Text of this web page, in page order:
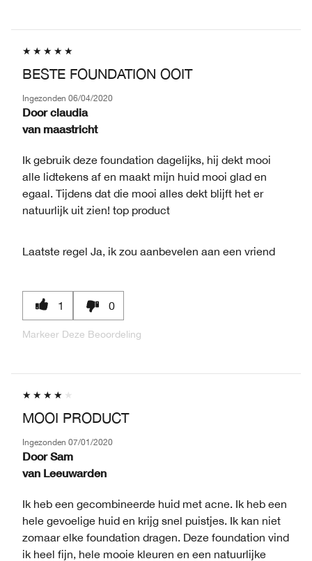
BESTE FOUNDATION OOIT
Ingezonden 06/04/2020
Door claudia
van maastricht
Ik gebruik deze foundation dagelijks, hij dekt mooi
alle lidtekens af en maakt mijn huid mooi glad en
egaal. Tijdens dat die mooi alles dekt blijft het er
natuurlijk uit zien! top product
Laatste regel Ja, ik zou aanbevelen aan een vriend
1 0
Markeer Deze Beoordeling
MOOI PRODUCT
Ingezonden 07/01/2020
Door Sam
van Leeuwarden
Ik heb een gecombineerde huid met acne. Ik heb een
hele gevoelige huid en krijg snel puistjes. Ik kan niet
zomaar elke foundation dragen. Deze foundation vind
ik heel fijn, hele mooie kleuren en een natuurlijke